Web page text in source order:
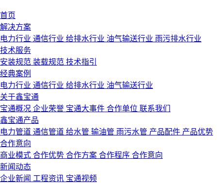
首页
解决方案
电力行业 通信行业 给排水行业 油气输送行业 雨污排水行业
技术服务
安装规范 装载规范 技术指引
经典案例
电力行业 通信行业 给排水行业 油气输送行业
关于鑫宝通
宝通概况 企业荣誉 宝通大事件 合作单位 联系我们
鑫宝通产品
电力管道 通信管道 给水管 输油管 雨污水管 产品配件 产品优势
合作意向
商业模式 合作优势 合作方案 合作程序 合作意向
新闻动态
企业新闻 工程资讯 宝通视频